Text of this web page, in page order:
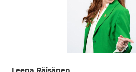
Leena Räisänen